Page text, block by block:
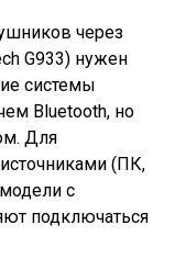
через
G933) нужен
системы
Bluetooth, но
Для
(ПК,
с
подключаться